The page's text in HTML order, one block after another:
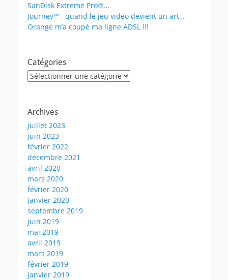
SanDisk Extreme Pro®…
Journey™ , quand le jeu video devient un art…
Orange m’a coupé ma ligne ADSL !!!
Catégories
Catégories
Archives
juillet 2023
juin 2023
février 2022
décembre 2021
avril 2020
mars 2020
février 2020
janvier 2020
septembre 2019
juin 2019
mai 2019
avril 2019
mars 2019
février 2019
janvier 2019